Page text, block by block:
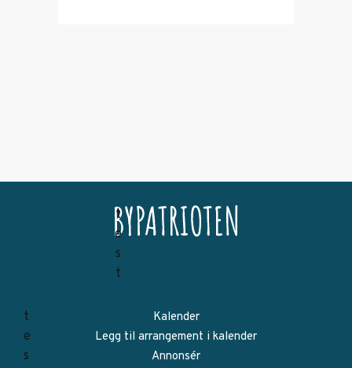
Kalender
Legg til arrangement i kalender
Annonsér